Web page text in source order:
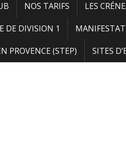
NOS TARIFS LES
DE DIVISION 1
PROVENCE (STEP) SITES